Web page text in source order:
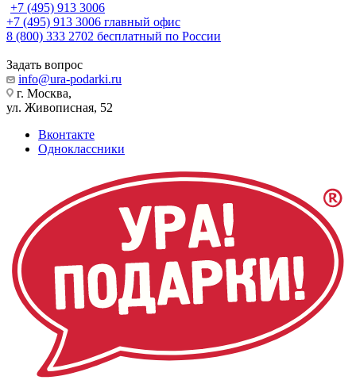
+7 (495) 913 3006
+7 (495) 913 3006 главный офис
8 (800) 333 2702 бесплатный по России
Задать вопрос
info@ura-podarki.ru
г. Москва,
ул. Живописная, 52
Вконтакте
Одноклассники